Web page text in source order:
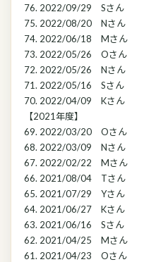
76. 2022/09/29 Sさん
75. 2022/08/20 Nさん
74. 2022/06/18 Mさん
73. 2022/05/26 Oさん
72. 2022/05/26 Nさん
71. 2022/05/16 Sさん
70. 2022/04/09 Kさん
【2021年度】
69. 2022/03/20 Oさん
68. 2022/03/09 Nさん
67. 2022/02/22 Mさん
66. 2021/08/04 Tさん
65. 2021/07/29 Yさん
64. 2021/06/27 Kさん
63. 2021/06/16 Sさん
62. 2021/04/25 Mさん
61. 2021/04/23 Oさん